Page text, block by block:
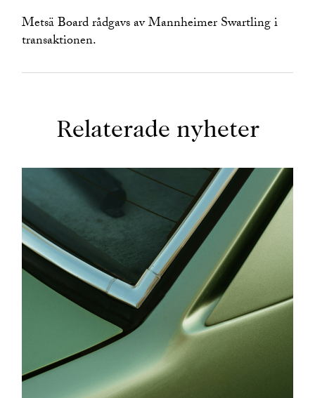
Metsä Board rådgavs av Mannheimer Swartling i
transaktionen.
Relaterade nyheter